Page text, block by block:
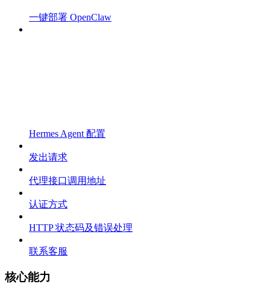
一键部署 OpenClaw
Hermes Agent 配置
发出请求
代理接口调用地址
认证方式
HTTP 状态码及错误处理
联系客服
核心能力